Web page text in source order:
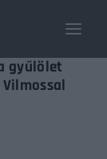
gyűlölet
Register